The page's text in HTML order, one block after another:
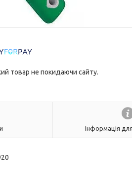
товар не покидаючи сайту.
Інформація